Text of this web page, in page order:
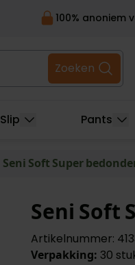
100% anoniem
Zoeken
Slip Pants
Seni Soft Super
Seni Soft
Artikelnummer:
Verpakking: 30